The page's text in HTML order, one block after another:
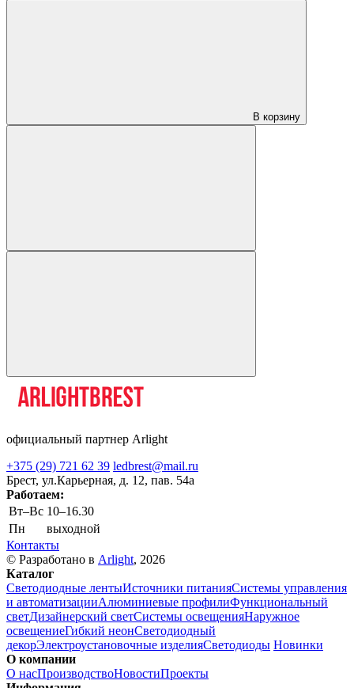
В корзину
официальный партнер Arlight
+375 (29) 721 62 39 ledbrest@mail.ru
Брест, ул.Карьерная, д. 12, пав. 54а
Работаем:
Вт–Вс 10–16.30
Пн
выходной
Контакты
© Разработано в Arlight, 2026
Каталог
Светодиодные лентыИсточники питанияСистемы управления
и автоматизацииАлюминиевые профилиФункциональный
светДизайнерский светСистемы освещенияНаружное
освещениеГибкий неонСветодиодный
декорЭлектроустановочные изделияСветодиоды Новинки
О компании
О насПроизводствоНовостиПроекты